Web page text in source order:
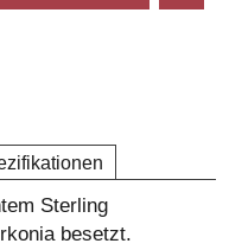
Sterling
besetzt.